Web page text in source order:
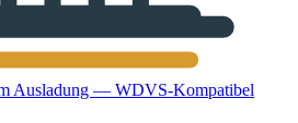
Ausladung — WDVS-Kompatibel